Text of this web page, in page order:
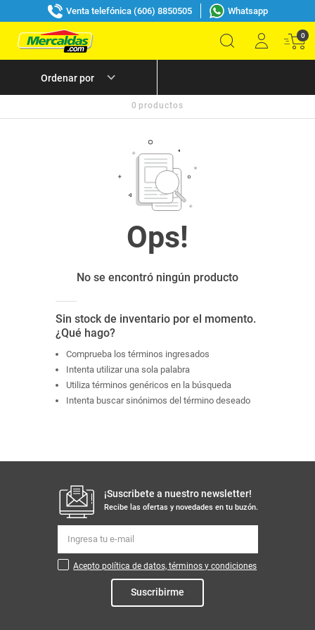
Venta telefónica (606) 8850505 Whatsapp
0
0 productos
No se encontró ningún producto
Sin stock de inventario por el momento.
¿Qué hago?
Comprueba los términos ingresados
Intenta utilizar una sola palabra
Utiliza términos genéricos en la búsqueda
Intenta buscar sinónimos del término deseado
¡Suscribete a nuestro newsletter!
Recibe las ofertas y novedades en tu buzón.
Acepto política de datos, términos y condiciones
Suscribirme